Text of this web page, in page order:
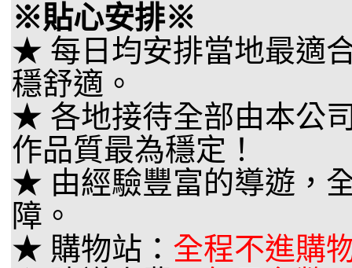
※貼心安排※
★ 每日均安排當地最適
穩舒適。
★ 各地接待全部由本公
作品質最為穩定！
★ 由經驗豐富的導遊，
障。
★ 購物站： 全程不進購